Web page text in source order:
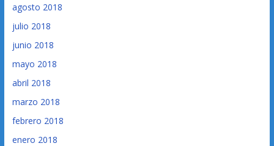
agosto 2018
julio 2018
junio 2018
mayo 2018
abril 2018
marzo 2018
febrero 2018
enero 2018